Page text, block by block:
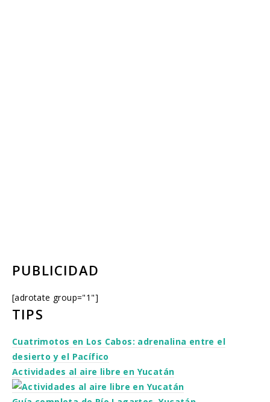
PUBLICIDAD
[adrotate group="1"]
TIPS
Cuatrimotos en Los Cabos: adrenalina entre el
desierto y el Pacífico
Actividades al aire libre en Yucatán